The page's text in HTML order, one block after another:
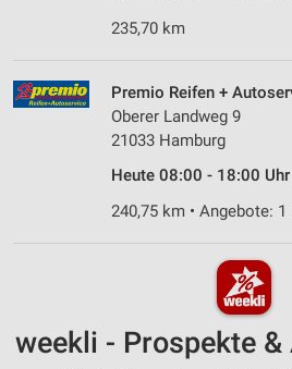
235,70 km
Premio Reifen +
Oberer Landweg 9
21033 Hamburg
Heute 08:00 - 18:00 Uhr
240,75 km • Angebote:
weekli - Prospekte &